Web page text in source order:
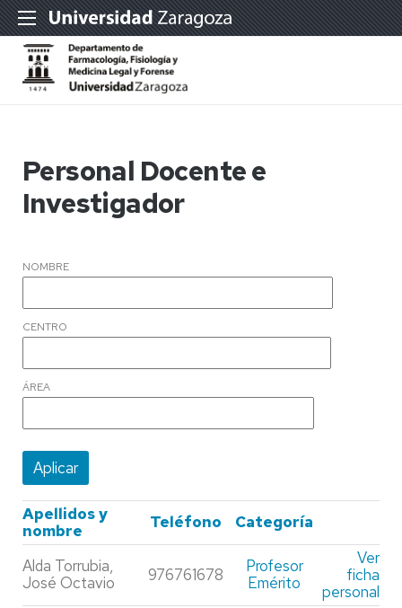
Personal Docente e
Investigador
NOMBRE
CENTRO
ÁREA
Apellidos y
nombre
Teléfono Categoría
Alda Torrubia,
José Octavio
976761678
Profesor
Emérito
Ver
ficha
personal